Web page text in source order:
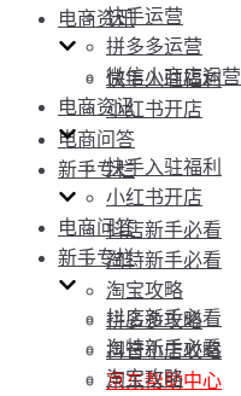
电商资讯
快手入驻福利
小红书开店
电商问答
新手专栏
抖店新手必看
淘特新手必看
淘宝攻略
拼多多攻略
抖音小店攻略
京东帮助中心
快手运营
拼多多运营
微信小商店运营
电商资讯
快手入驻福利
小红书开店
电商问答
新手专栏
抖店新手必看
淘特新手必看
淘宝攻略